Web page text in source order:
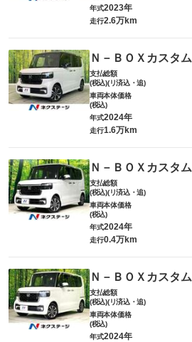
年式2023年
走行2.6万km
Ｎ－ＢＯＸカスタム
支払総額
(税込)(リ済込・追)
車両本体価格
(税込)
年式2024年
走行1.6万km
Ｎ－ＢＯＸカスタム
支払総額
(税込)(リ済込・追)
車両本体価格
(税込)
年式2024年
走行0.4万km
Ｎ－ＢＯＸカスタム
支払総額
(税込)(リ済込・追)
車両本体価格
(税込)
年式2024年